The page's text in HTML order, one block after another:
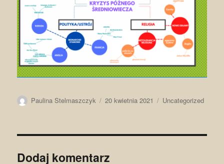
Autor
Paulina Stelmaszczyk
Data
20 kwietnia 2021 Kategorie
Uncategorized
Dodaj komentarz